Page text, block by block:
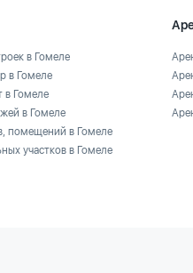
в Гомеле
в Гомеле
в Гомеле
в Гомеле
помещений в Гомеле
участков в Гомеле